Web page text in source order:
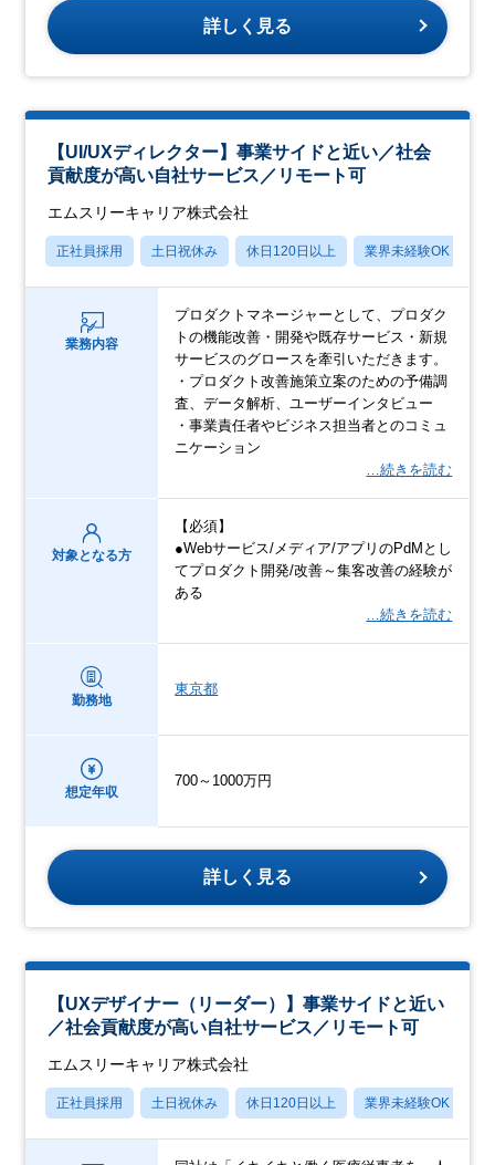
詳しく見る
【UI/UXディレクター】事業サイドと近い／社会
貢献度が高い自社サービス／リモート可
エムスリーキャリア株式会社
正社員採用 土日祝休み 休日120日以上 業界未経験OK
業務内容
プロダクトマネージャーとして、プロダク
トの機能改善・開発や既存サービス・新規
サービスのグロースを牽引いただきます。
・プロダクト改善施策立案のための予備調
査、データ解析、ユーザーインタビュー
・事業責任者やビジネス担当者とのコミュ
ニケーション
…続きを読む
対象となる方
【必須】
●Webサービス/メディア/アプリのPdMとし
てプロダクト開発/改善～集客改善の経験が
ある
…続きを読む
勤務地
東京都
想定年収
700～1000万円
詳しく見る
【UXデザイナー（リーダー）】事業サイドと近い
／社会貢献度が高い自社サービス／リモート可
エムスリーキャリア株式会社
正社員採用 土日祝休み 休日120日以上 業界未経験OK